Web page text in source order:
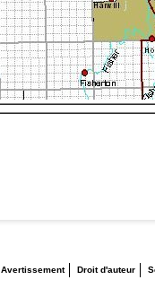
Avertissement Droit d'auteur